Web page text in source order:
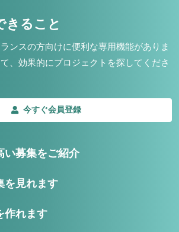
きること
ンスの方向けに便利な専用機能がありま
、効果的にプロジェクトを探してくださ
今すぐ会員登録
い募集をご紹介
を見れます
作れます